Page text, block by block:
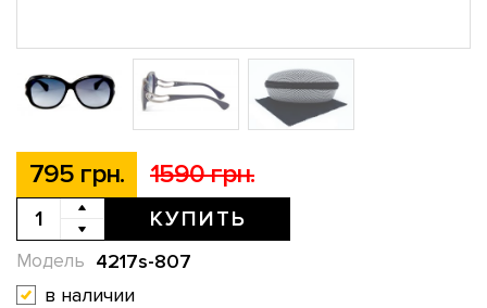
795 грн. 1590 грн.
КУПИТЬ
4217s-807
Модель
в наличии